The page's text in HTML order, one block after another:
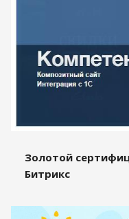
Золотой
Битрикс